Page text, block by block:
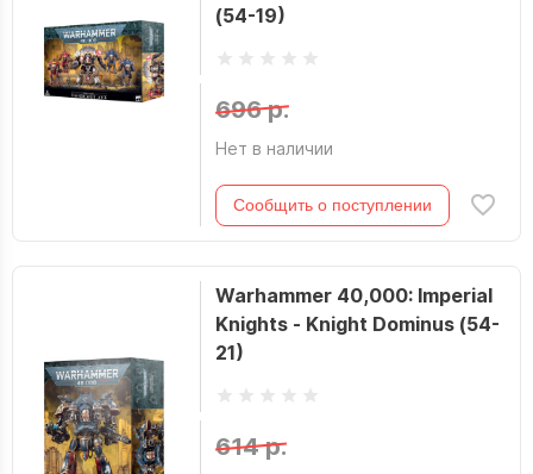
(54-19)
696 р.
Нет в наличии
Сообщить о поступлении
Warhammer 40,000: Imperial
Knights - Knight Dominus (54-
21)
614 р.